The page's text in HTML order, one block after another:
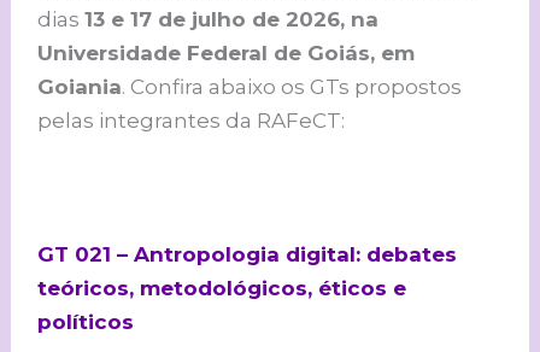
dias 13 e 17 de julho de 2026, na
Universidade Federal de Goiás, em
Goiania. Confira abaixo os GTs propostos
pelas integrantes da RAFeCT:
GT 021 – Antropologia digital: debates
teóricos, metodológicos, éticos e
políticos